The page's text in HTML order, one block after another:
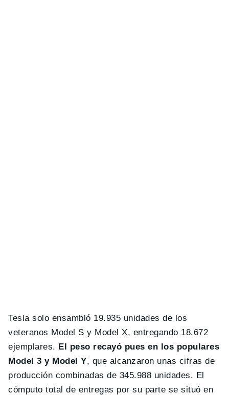
Tesla solo ensambló 19.935 unidades de los
veteranos Model S y Model X, entregando 18.672
ejemplares. El peso recayó pues en los populares
Model 3 y Model Y, que alcanzaron unas cifras de
producción combinadas de 345.988 unidades. El
cómputo total de entregas por su parte se situó en